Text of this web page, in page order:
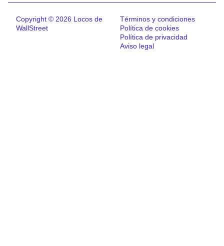
Copyright © 2026 Locos de
WallStreet
Términos y condiciones
Política de cookies
Política de privacidad
Aviso legal